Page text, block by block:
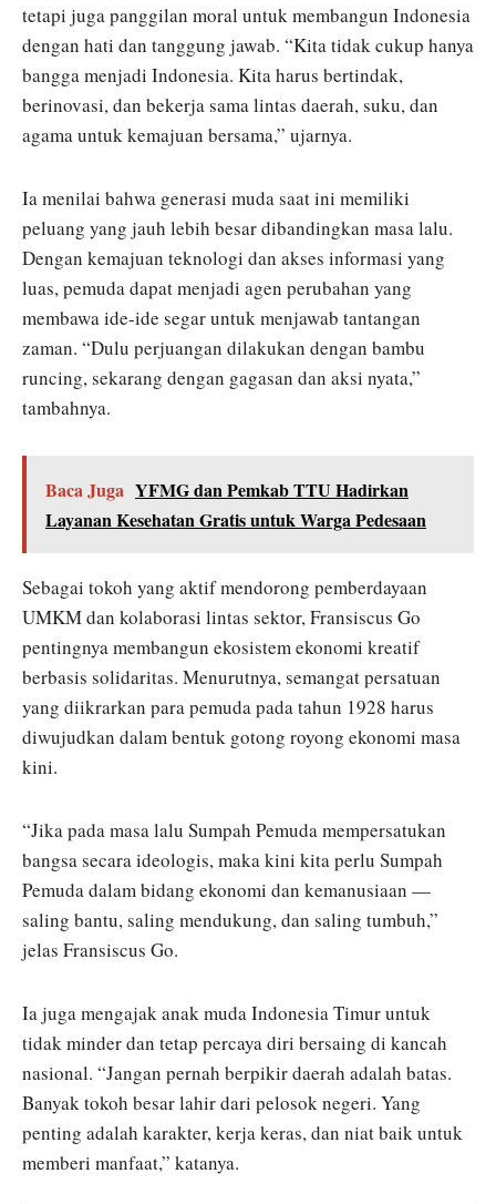
tetapi juga panggilan moral untuk membangun Indonesia
dengan hati dan tanggung jawab. “Kita tidak cukup hanya
bangga menjadi Indonesia. Kita harus bertindak,
berinovasi, dan bekerja sama lintas daerah, suku, dan
agama untuk kemajuan bersama,” ujarnya.
Ia menilai bahwa generasi muda saat ini memiliki
peluang yang jauh lebih besar dibandingkan masa lalu.
Dengan kemajuan teknologi dan akses informasi yang
luas, pemuda dapat menjadi agen perubahan yang
membawa ide-ide segar untuk menjawab tantangan
zaman. “Dulu perjuangan dilakukan dengan bambu
runcing, sekarang dengan gagasan dan aksi nyata,”
tambahnya.
Baca Juga YFMG dan Pemkab TTU Hadirkan
Layanan Kesehatan Gratis untuk Warga Pedesaan
Sebagai tokoh yang aktif mendorong pemberdayaan
UMKM dan kolaborasi lintas sektor, Fransiscus Go
pentingnya membangun ekosistem ekonomi kreatif
berbasis solidaritas. Menurutnya, semangat persatuan
yang diikrarkan para pemuda pada tahun 1928 harus
diwujudkan dalam bentuk gotong royong ekonomi masa
kini.
“Jika pada masa lalu Sumpah Pemuda mempersatukan
bangsa secara ideologis, maka kini kita perlu Sumpah
Pemuda dalam bidang ekonomi dan kemanusiaan —
saling bantu, saling mendukung, dan saling tumbuh,”
jelas Fransiscus Go.
Ia juga mengajak anak muda Indonesia Timur untuk
tidak minder dan tetap percaya diri bersaing di kancah
nasional. “Jangan pernah berpikir daerah adalah batas.
Banyak tokoh besar lahir dari pelosok negeri. Yang
penting adalah karakter, kerja keras, dan niat baik untuk
memberi manfaat,” katanya.